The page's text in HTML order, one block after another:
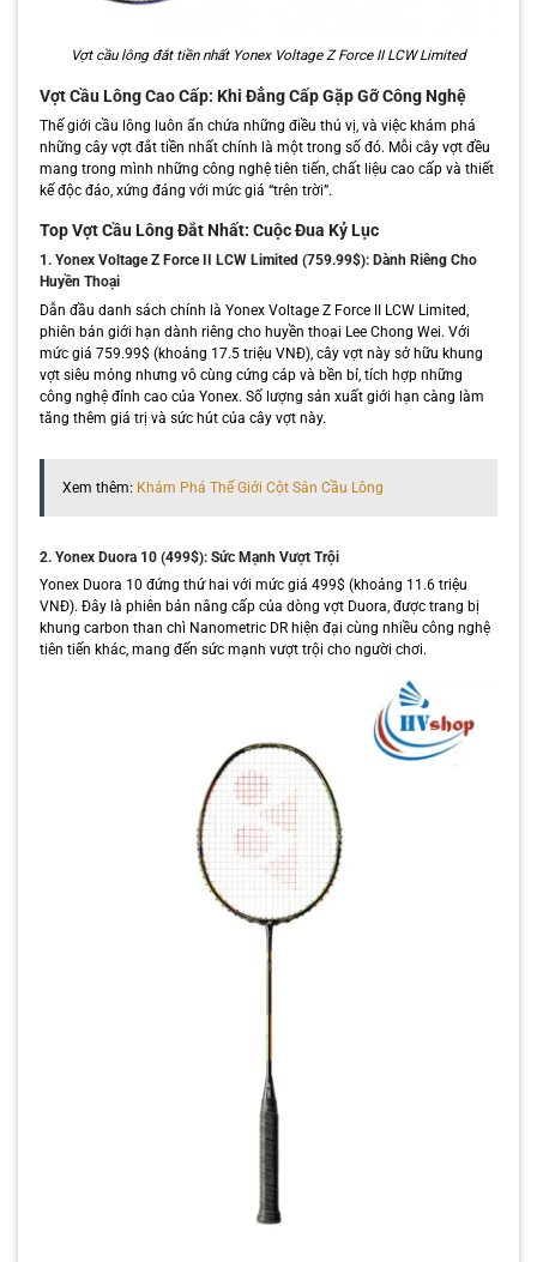
Vợt cầu lông đắt tiền nhất Yonex Voltage Z Force II LCW Limited
Vợt Cầu Lông Cao Cấp: Khi Đẳng Cấp Gặp Gỡ Công Nghệ
Thế giới cầu lông luôn ẩn chứa những điều thú vị, và việc khám phá
những cây vợt đắt tiền nhất chính là một trong số đó. Mỗi cây vợt đều
mang trong mình những công nghệ tiên tiến, chất liệu cao cấp và thiết
kế độc đáo, xứng đáng với mức giá “trên trời”.
Top Vợt Cầu Lông Đắt Nhất: Cuộc Đua Kỷ Lục
1. Yonex Voltage Z Force II LCW Limited (759.99$): Dành Riêng Cho
Huyền Thoại
Dẫn đầu danh sách chính là Yonex Voltage Z Force II LCW Limited,
phiên bản giới hạn dành riêng cho huyền thoại Lee Chong Wei. Với
mức giá 759.99$ (khoảng 17.5 triệu VNĐ), cây vợt này sở hữu khung
vợt siêu mỏng nhưng vô cùng cứng cáp và bền bỉ, tích hợp những
công nghệ đỉnh cao của Yonex. Số lượng sản xuất giới hạn càng làm
tăng thêm giá trị và sức hút của cây vợt này.
Xem thêm: Khám Phá Thế Giới Cột Sân Cầu Lông
2. Yonex Duora 10 (499$): Sức Mạnh Vượt Trội
Yonex Duora 10 đứng thứ hai với mức giá 499$ (khoảng 11.6 triệu
VNĐ). Đây là phiên bản nâng cấp của dòng vợt Duora, được trang bị
khung carbon than chì Nanometric DR hiện đại cùng nhiều công nghệ
tiên tiến khác, mang đến sức mạnh vượt trội cho người chơi.